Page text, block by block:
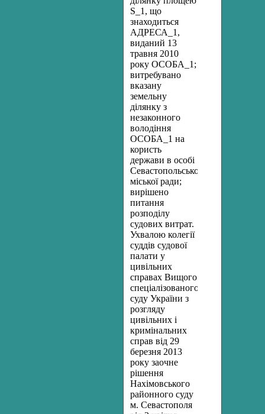
S_1, що
знаходиться
АДРЕСА_1,
виданий 13
травня 2010
року ОСОБА_1;
витребувано
вказану
земельну
ділянку з
незаконного
володіння
ОСОБА_1 на
користь
держави в особі
Севастопольської
міської ради;
вирішено
питання
розподілу
судових витрат.
Ухвалою колегії
суддів судової
палати у
цивільних
справах Вищого
спеціалізованого
суду України з
розгляду
цивільних і
кримінальних
справ від 29
березня 2013
року заочне
рішення
Нахімовського
районного суду
м. Севастополя